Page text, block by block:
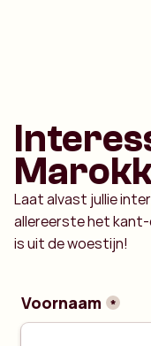
Laat alvast jullie
allereerste het
is uit de woestijn!